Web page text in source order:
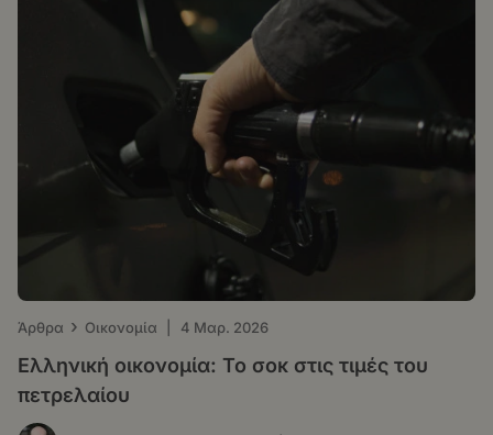
Άρθρα › Οικονομία 4 Μαρ. 2026
Ελληνική οικονομία: Το σοκ στις τιμές του
πετρελαίου